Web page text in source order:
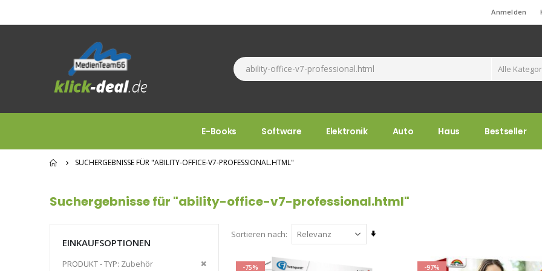
Anmelden
E-Books Software Elektronik Auto Haus Bestseller
SUCHERGEBNISSE FÜR "ABILITY-OFFICE-V7-PROFESSIONAL.HTML"
Suchergebnisse für "ability-office-v7-professional.html"
Sortieren nach
Aufsteigend
-75% -97%
EINKAUFSOPTIONEN
PRODUKT - TYP Zubehör
Diesen